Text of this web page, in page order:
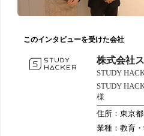
このインタビューを受けた会社
株式会社
STUDY
STUDY
様
住所：東京
業種：教育